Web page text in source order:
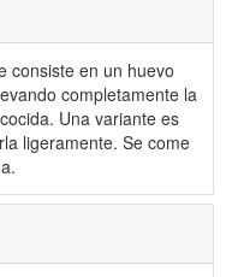
consiste en un huevo
completamente la
Una variante es
ligeramente. Se come